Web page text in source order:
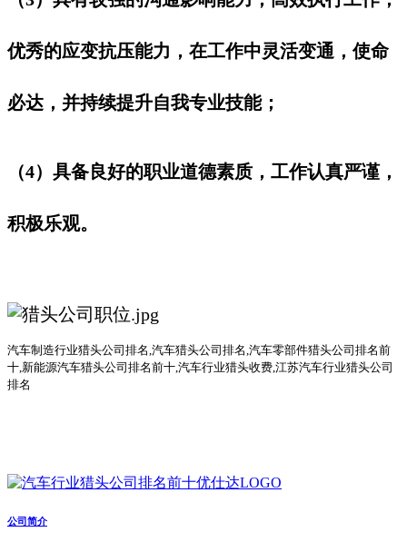
优秀的应变抗压能力，在工作中灵活变通，使命
必达，并持续提升自我专业技能；
（4）具备良好的职业道德素质，工作认真严谨，
积极乐观。
汽车制造行业猎头公司排名 ,汽车猎头公司排名,汽车零部件猎头公司排名前
十,新能源汽车猎头公司排名前十,汽车行业猎头收费,江苏汽车行业猎头公司
排名
公司简介